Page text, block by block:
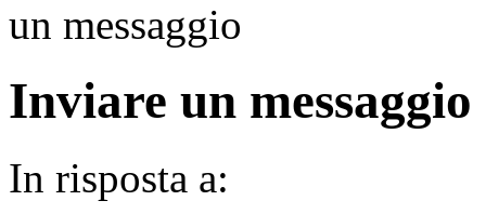
un messaggio
Inviare un messaggio
In risposta a: